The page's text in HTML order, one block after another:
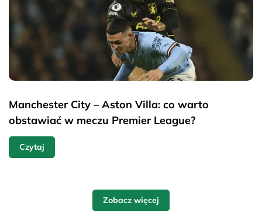
Manchester City – Aston Villa: co warto
obstawiać w meczu Premier League?
Czytaj
Zobacz więcej